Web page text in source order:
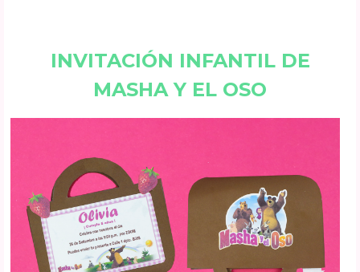
INVITACIÓN INFANTIL DE
MASHA Y EL OSO